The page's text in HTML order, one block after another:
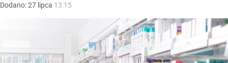
Dodano:27 lipca 13:15